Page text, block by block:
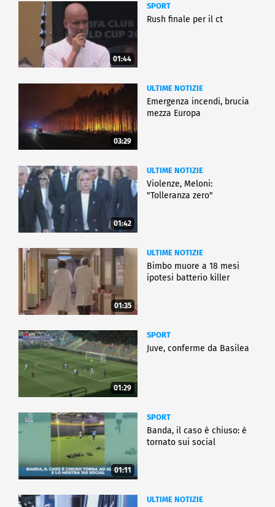
01:44
SPORT
Rush finale per il ct
03:29
ULTIME NOTIZIE
Emergenza incendi, brucia
mezza Europa
01:42
ULTIME NOTIZIE
Violenze, Meloni:
"Tolleranza zero"
01:35
ULTIME NOTIZIE
Bimbo muore a 18 mesi
ipotesi batterio killer
01:29
SPORT
Juve, conferme da Basilea
01:11
SPORT
Banda, il caso è chiuso: è
tornato sui social
ULTIME NOTIZIE